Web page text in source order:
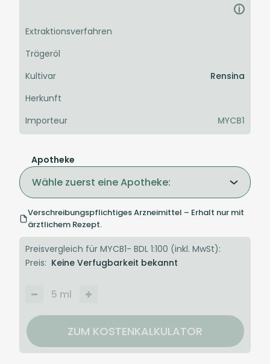
i
Extraktionsverfahren
Trägeröl
Kultivar
Rensina
Herkunft
Importeur
MYCB1
Apotheke
Wähle zuerst eine Apotheke:
Verschreibungspflichtiges Arzneimittel – Erhalt nur mit
ärztlichem Rezept.
Preisvergleich für MYCB1- BDL 1:100 (inkl. MwSt):
Preis: Keine Verfugbarkeit bekannt
5 ml
ZUM KOSTENKALKULATOR